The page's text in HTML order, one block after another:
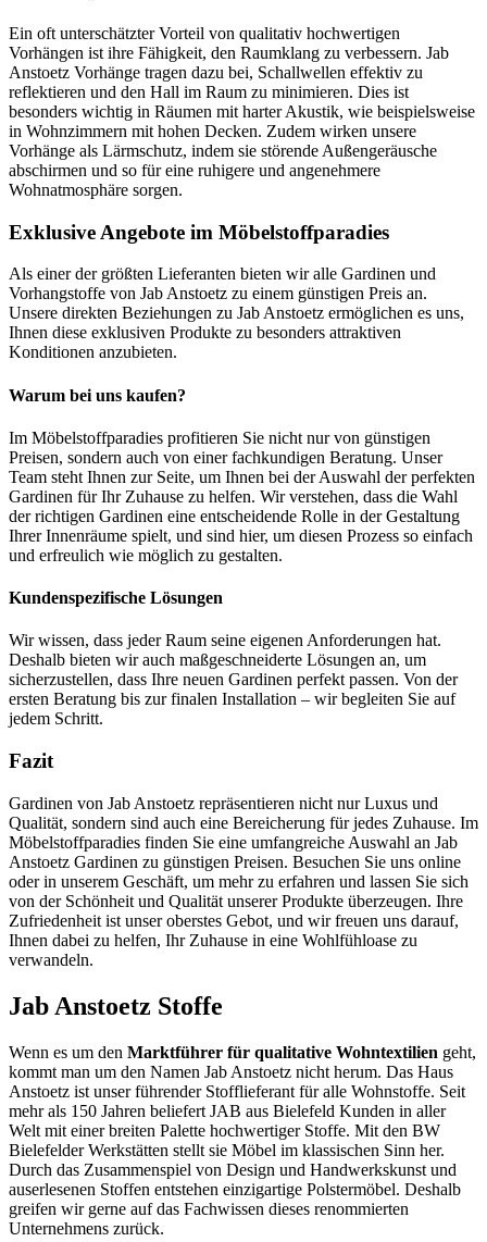
Ein oft unterschätzter Vorteil von qualitativ hochwertigen
Vorhängen ist ihre Fähigkeit, den Raumklang zu verbessern. Jab
Anstoetz Vorhänge tragen dazu bei, Schallwellen effektiv zu
reflektieren und den Hall im Raum zu minimieren. Dies ist
besonders wichtig in Räumen mit harter Akustik, wie beispielsweise
in Wohnzimmern mit hohen Decken. Zudem wirken unsere
Vorhänge als Lärmschutz, indem sie störende Außengeräusche
abschirmen und so für eine ruhigere und angenehmere
Wohnatmosphäre sorgen.
Exklusive Angebote im Möbelstoffparadies
Als einer der größten Lieferanten bieten wir alle Gardinen und
Vorhangstoffe von Jab Anstoetz zu einem günstigen Preis an.
Unsere direkten Beziehungen zu Jab Anstoetz ermöglichen es uns,
Ihnen diese exklusiven Produkte zu besonders attraktiven
Konditionen anzubieten.
Warum bei uns kaufen?
Im Möbelstoffparadies profitieren Sie nicht nur von günstigen
Preisen, sondern auch von einer fachkundigen Beratung. Unser
Team steht Ihnen zur Seite, um Ihnen bei der Auswahl der perfekten
Gardinen für Ihr Zuhause zu helfen. Wir verstehen, dass die Wahl
der richtigen Gardinen eine entscheidende Rolle in der Gestaltung
Ihrer Innenräume spielt, und sind hier, um diesen Prozess so einfach
und erfreulich wie möglich zu gestalten.
Kundenspezifische Lösungen
Wir wissen, dass jeder Raum seine eigenen Anforderungen hat.
Deshalb bieten wir auch maßgeschneiderte Lösungen an, um
sicherzustellen, dass Ihre neuen Gardinen perfekt passen. Von der
ersten Beratung bis zur finalen Installation – wir begleiten Sie auf
jedem Schritt.
Fazit
Gardinen von Jab Anstoetz repräsentieren nicht nur Luxus und
Qualität, sondern sind auch eine Bereicherung für jedes Zuhause. Im
Möbelstoffparadies finden Sie eine umfangreiche Auswahl an Jab
Anstoetz Gardinen zu günstigen Preisen. Besuchen Sie uns online
oder in unserem Geschäft, um mehr zu erfahren und lassen Sie sich
von der Schönheit und Qualität unserer Produkte überzeugen. Ihre
Zufriedenheit ist unser oberstes Gebot, und wir freuen uns darauf,
Ihnen dabei zu helfen, Ihr Zuhause in eine Wohlfühloase zu
verwandeln.
Jab Anstoetz Stoffe
Wenn es um den Marktführer für qualitative Wohntextilien geht,
kommt man um den Namen Jab Anstoetz nicht herum. Das Haus
Anstoetz ist unser führender Stofflieferant für alle Wohnstoffe. Seit
mehr als 150 Jahren beliefert JAB aus Bielefeld Kunden in aller
Welt mit einer breiten Palette hochwertiger Stoffe. Mit den BW
Bielefelder Werkstätten stellt sie Möbel im klassischen Sinn her.
Durch das Zusammenspiel von Design und Handwerkskunst und
auserlesenen Stoffen entstehen einzigartige Polstermöbel. Deshalb
greifen wir gerne auf das Fachwissen dieses renommierten
Unternehmens zurück.